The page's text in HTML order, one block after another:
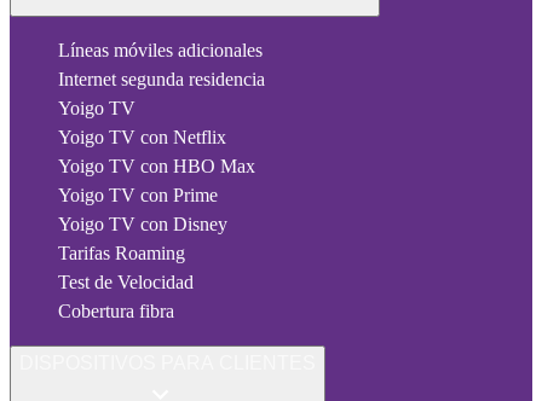
Líneas móviles adicionales
Internet segunda residencia
Yoigo TV
Yoigo TV con Netflix
Yoigo TV con HBO Max
Yoigo TV con Prime
Yoigo TV con Disney
Tarifas Roaming
Test de Velocidad
Cobertura fibra